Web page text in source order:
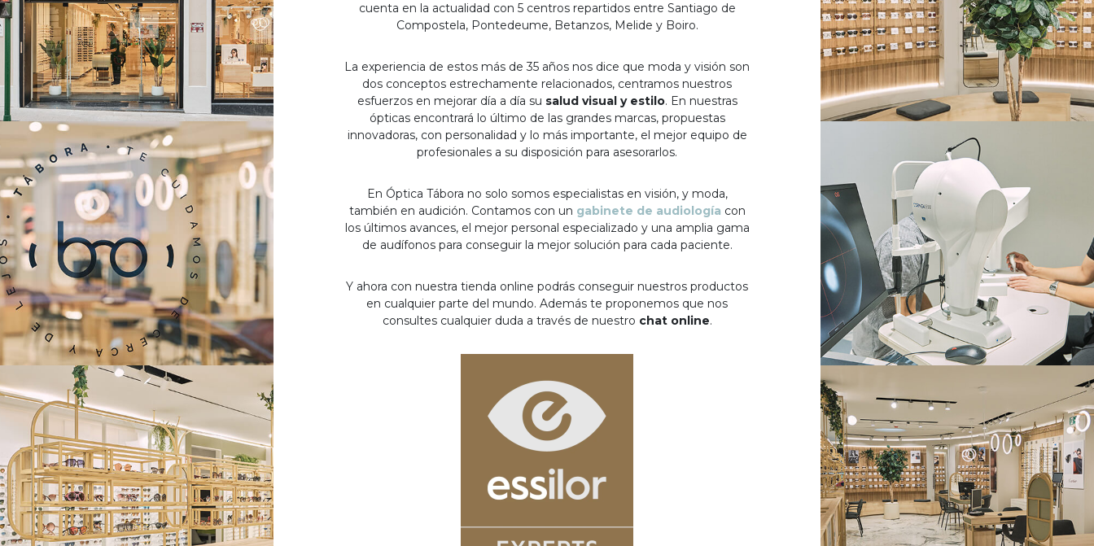
cuenta en la actualidad con 5 centros repartidos entre Santiago de
Compostela, Pontedeume, Betanzos, Melide y Boiro.
La experiencia de estos más de 35 años nos dice que moda y visión son
dos conceptos estrechamente relacionados, centramos nuestros
esfuerzos en mejorar día a día su salud visual y estilo. En nuestras
ópticas encontrará lo último de las grandes marcas, propuestas
innovadoras, con personalidad y lo más importante, el mejor equipo de
profesionales a su disposición para asesorarlos.
En Óptica Tábora no solo somos especialistas en visión, y moda,
también en audición. Contamos con un gabinete de audiología con
los últimos avances, el mejor personal especializado y una amplia gama
de audífonos para conseguir la mejor solución para cada paciente.
Y ahora con nuestra tienda online podrás conseguir nuestros productos
en cualquier parte del mundo. Además te proponemos que nos
consultes cualquier duda a través de nuestro chat online.